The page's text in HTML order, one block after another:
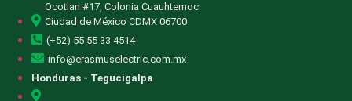
Ocotlan #17, Colonia Cuauhtemoc
Ciudad de México CDMX 06700
(+52) 55 55 33 4514
info@erasmuselectric.com.mx
Honduras - Tegucigalpa